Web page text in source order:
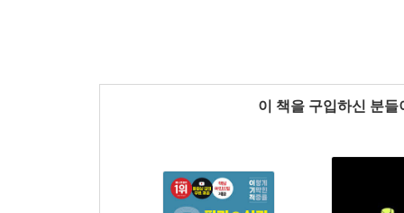
이 책을 구입하신 분